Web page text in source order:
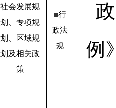
社会发展规
划、专项规
划、区域规
划及相关政
策
■行
政法
规
例